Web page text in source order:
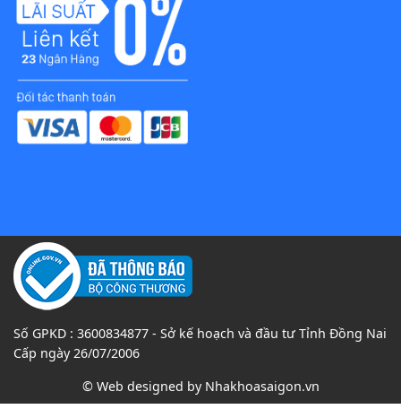
Số GPKD : 3600834877 - Sở kế hoạch và đầu tư Tỉnh Đồng Nai
Cấp ngày 26/07/2006
© Web designed by Nhakhoasaigon.vn